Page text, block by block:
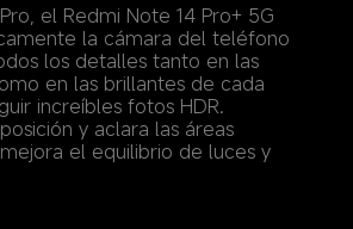
el Redmi Note 14 Pro+ 5G
la cámara del teléfono
los detalles tanto en las
en las brillantes de cada
increíbles fotos HDR.
y aclara las áreas
el equilibrio de luces y